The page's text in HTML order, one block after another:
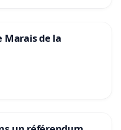
de la